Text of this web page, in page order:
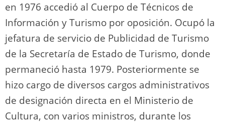
en 1976 accedió al Cuerpo de Técnicos de
Información y Turismo por oposición. Ocupó la
jefatura de servicio de Publicidad de Turismo
de la Secretaría de Estado de Turismo, donde
permaneció hasta 1979. Posteriormente se
hizo cargo de diversos cargos administrativos
de designación directa en el Ministerio de
Cultura, con varios ministros, durante los